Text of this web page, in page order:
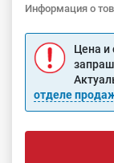
Информация о
Цена и
отделе